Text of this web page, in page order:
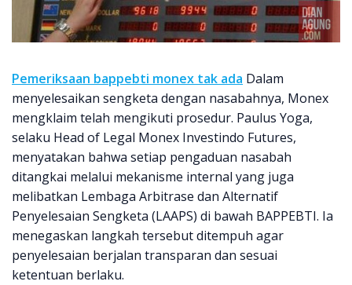
Pemeriksaan bappebti monex tak ada Dalam
menyelesaikan sengketa dengan nasabahnya, Monex
mengklaim telah mengikuti prosedur. Paulus Yoga,
selaku Head of Legal Monex Investindo Futures,
menyatakan bahwa setiap pengaduan nasabah
ditangkai melalui mekanisme internal yang juga
melibatkan Lembaga Arbitrase dan Alternatif
Penyelesaian Sengketa (LAAPS) di bawah BAPPEBTI. Ia
menegaskan langkah tersebut ditempuh agar
penyelesaian berjalan transparan dan sesuai
ketentuan berlaku.